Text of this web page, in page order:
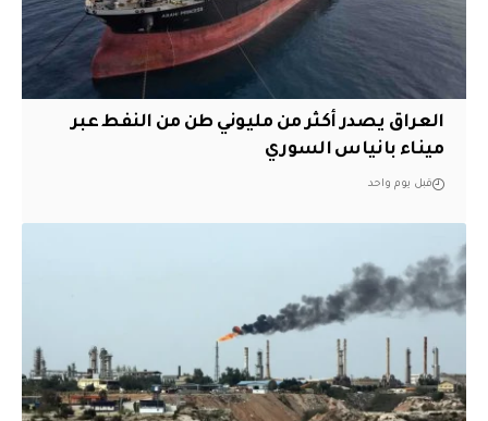
العراق يصدر أكثر من مليوني طن من النفط عبر
ميناء بانياس السوري
قبل يوم واحد